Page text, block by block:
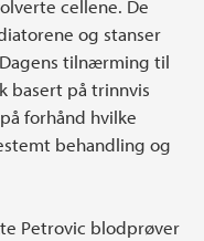
cellene. De
og stanser
tilnærming til
basert på trinnvis
forhånd hvilke
behandling og
Petrovic blodprøver